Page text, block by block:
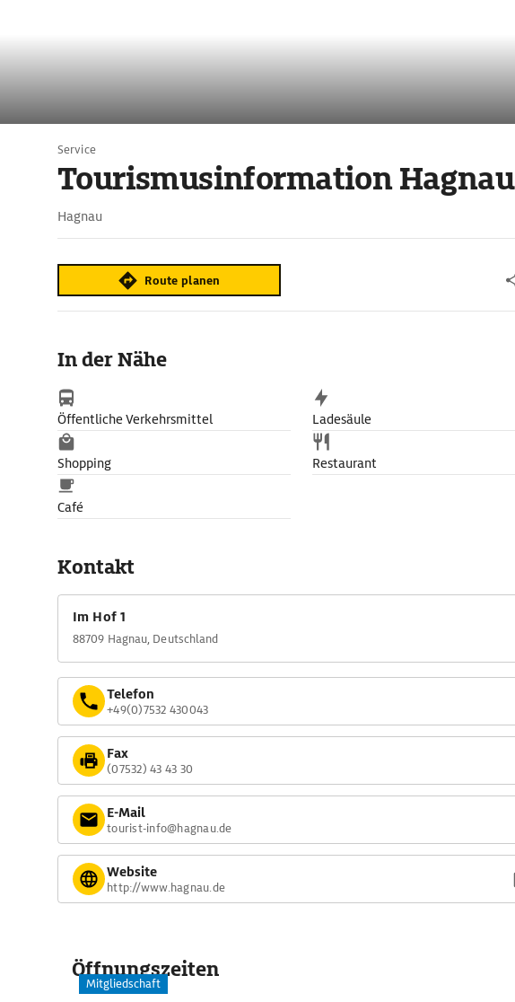
Service
Tourismusinformation Hagnau
Hagnau
Route planen
In der Nähe
Öffentliche Verkehrsmittel Ladesäule
Shopping Restaurant
Café
Kontakt
Im Hof 1
88709 Hagnau, Deutschland
Telefon
+49(0)7532 430043
Fax
(07532) 43 43 30
E-Mail
tourist-info@hagnau.de
Website
http://www.hagnau.de
Öffnungszeiten
Mitgliedschaft